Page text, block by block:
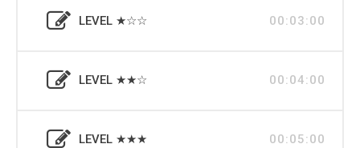
LEVEL ★☆☆ 00:03:00
LEVEL ★★☆ 00:04:00
LEVEL ★★★ 00:05:00